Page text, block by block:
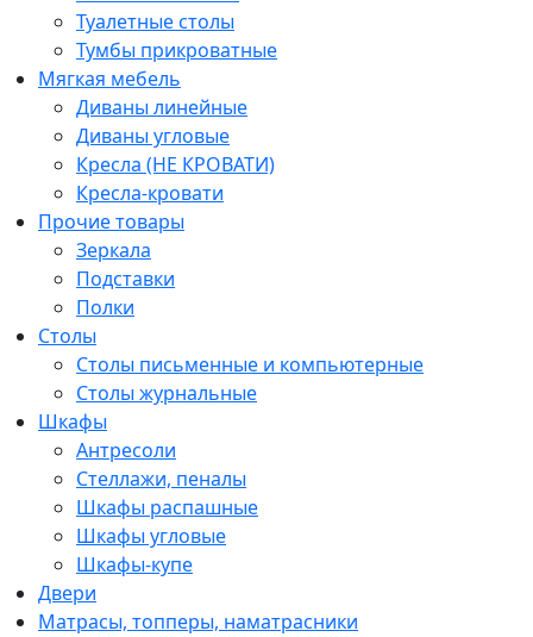
Туалетные столы
Тумбы прикроватные
Мягкая мебель
Диваны линейные
Диваны угловые
Кресла (НЕ КРОВАТИ)
Кресла-кровати
Прочие товары
Зеркала
Подставки
Полки
Столы
Столы письменные и компьютерные
Столы журнальные
Шкафы
Антресоли
Стеллажи, пеналы
Шкафы распашные
Шкафы угловые
Шкафы-купе
Двери
Матрасы, топперы, наматрасники